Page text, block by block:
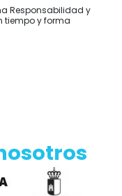
Responsabilidad y
tiempo y forma